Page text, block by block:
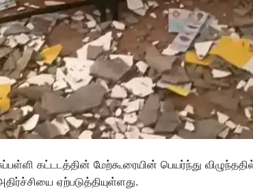
கட்டடத்தின் மேற்கூரையின் பெயர்ந்து
ஏற்படுத்தியுள்ளது.